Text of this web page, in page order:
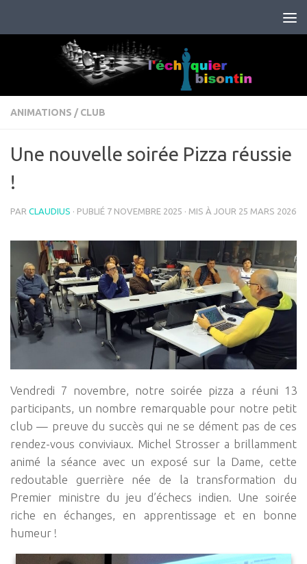
ANIMATIONS / CLUB
Une nouvelle soirée Pizza réussie
!
PAR CLAUDIUS · PUBLIÉ 7 NOVEMBRE 2025 · MIS À JOUR 25 MARS 2026
Vendredi 7 novembre, notre soirée pizza a réuni 13
participants, un nombre remarquable pour notre petit
club — preuve du succès qui ne se dément pas de ces
rendez-vous conviviaux. Michel Strosser a brillamment
animé la séance avec un exposé sur la Dame, cette
redoutable guerrière née de la transformation du
Premier ministre du jeu d’échecs indien. Une soirée
riche en échanges, en apprentissage et en bonne
humeur !